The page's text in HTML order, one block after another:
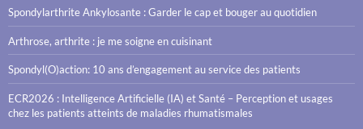
Spondylarthrite Ankylosante : Garder le cap et bouger au quotidien
Arthrose, arthrite : je me soigne en cuisinant
Spondyl(O)action: 10 ans d’engagement au service des patients
ECR2026 : Intelligence Artificielle (IA) et Santé – Perception et usages
chez les patients atteints de maladies rhumatismales